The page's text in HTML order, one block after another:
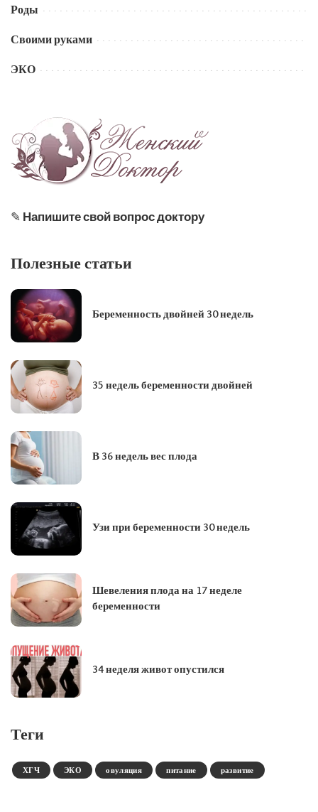
Роды
Своими руками
ЭКО
✎ Напишите свой вопрос доктору
Полезные статьи
Беременность двойней 30 недель
35 недель беременности двойней
В 36 недель вес плода
Узи при беременности 30 недель
Шевеления плода на 17 неделе
беременности
34 неделя живот опустился
Теги
ХГЧ ЭКО овуляция питание развитие